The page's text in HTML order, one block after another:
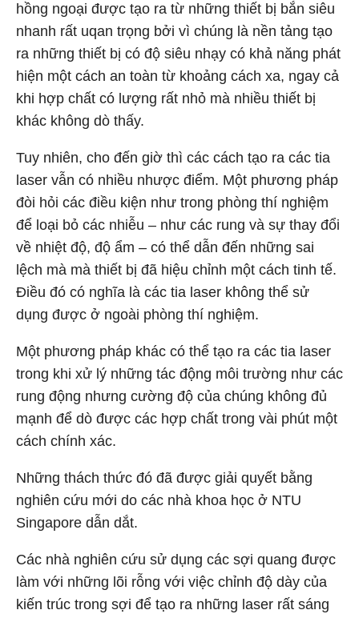
hồng ngoại được tạo ra từ những thiết bị bắn siêu
nhanh rất uqan trọng bởi vì chúng là nền tảng tạo
ra những thiết bị có độ siêu nhạy có khả năng phát
hiện một cách an toàn từ khoảng cách xa, ngay cả
khi hợp chất có lượng rất nhỏ mà nhiều thiết bị
khác không dò thấy.
Tuy nhiên, cho đến giờ thì các cách tạo ra các tia
laser vẫn có nhiều nhược điểm. Một phương pháp
đòi hỏi các điều kiện như trong phòng thí nghiệm
để loại bỏ các nhiễu – như các rung và sự thay đổi
về nhiệt độ, độ ẩm – có thể dẫn đến những sai
lệch mà mà thiết bị đã hiệu chỉnh một cách tinh tế.
Điều đó có nghĩa là các tia laser không thể sử
dụng được ở ngoài phòng thí nghiệm.
Một phương pháp khác có thể tạo ra các tia laser
trong khi xử lý những tác động môi trường như các
rung động nhưng cường độ của chúng không đủ
mạnh để dò được các hợp chất trong vài phút một
cách chính xác.
Những thách thức đó đã được giải quyết bằng
nghiên cứu mới do các nhà khoa học ở NTU
Singapore dẫn dắt.
Các nhà nghiên cứu sử dụng các sợi quang được
làm với những lõi rỗng với việc chỉnh độ dày của
kiến trúc trong sợi để tạo ra những laser rất sáng